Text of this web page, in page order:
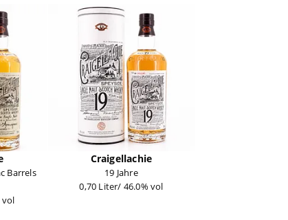
Barrels
vol
Craigellachie
19 Jahre
0,70 Liter/ 46.0% vol